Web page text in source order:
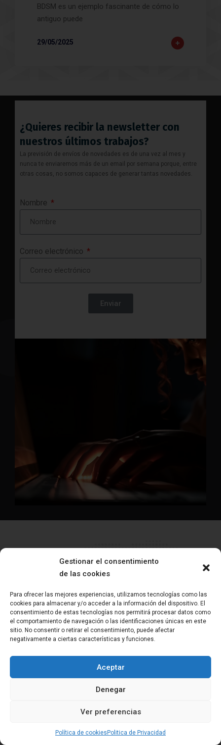
Gestionar el consentimiento
de las cookies
Para ofrecer las mejores experiencias, utilizamos tecnologías como las
cookies para almacenar y/o acceder a la información del dispositivo. El
consentimiento de estas tecnologías nos permitirá procesar datos como
el comportamiento de navegación o las identificaciones únicas en este
sitio. No consentir o retirar el consentimiento, puede afectar
negativamente a ciertas características y funciones.
Aceptar
Denegar
Ver preferencias
Política de cookies Politica de Privacidad
BDSM es un ejemplo fascinante de cómo lo
antiguo puede
29/05/2025
¿Quieres recibir la newsletter con
nuestros últimos trabajos?
La previsión de envíos de novedades es de una vez al mes y
nunca te enviaremos más de un email por semana porque, entre
otras cosas, no somos capaces de generar tantas novedades.
Nombre
Correo electrónico
Enviar
A corto plazo
Estamos trabajando en...
Al margen de los encargos particulares también
tenemos diseños ya en curso que más pronto que
tarde verán la luz, aquí unos ejemplos: